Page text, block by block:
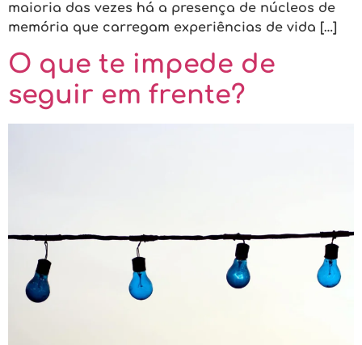
maioria das vezes há a presença de núcleos de
memória que carregam experiências de vida […]
O que te impede de
seguir em frente?